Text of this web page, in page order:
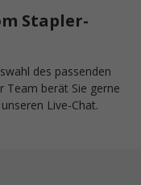
Stapler-
des passenden
Team berät Sie gerne
Live-Chat.